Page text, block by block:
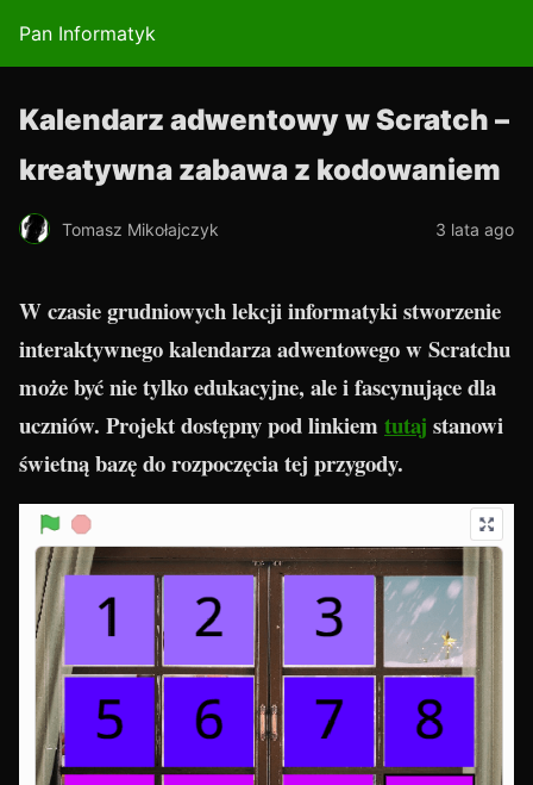
Pan Informatyk
Kalendarz adwentowy w Scratch –
kreatywna zabawa z kodowaniem
Tomasz Mikołajczyk 3 lata ago
W czasie grudniowych lekcji informatyki stworzenie
interaktywnego kalendarza adwentowego w Scratchu
może być nie tylko edukacyjne, ale i fascynujące dla
uczniów. Projekt dostępny pod linkiem tutaj stanowi
świetną bazę do rozpoczęcia tej przygody.